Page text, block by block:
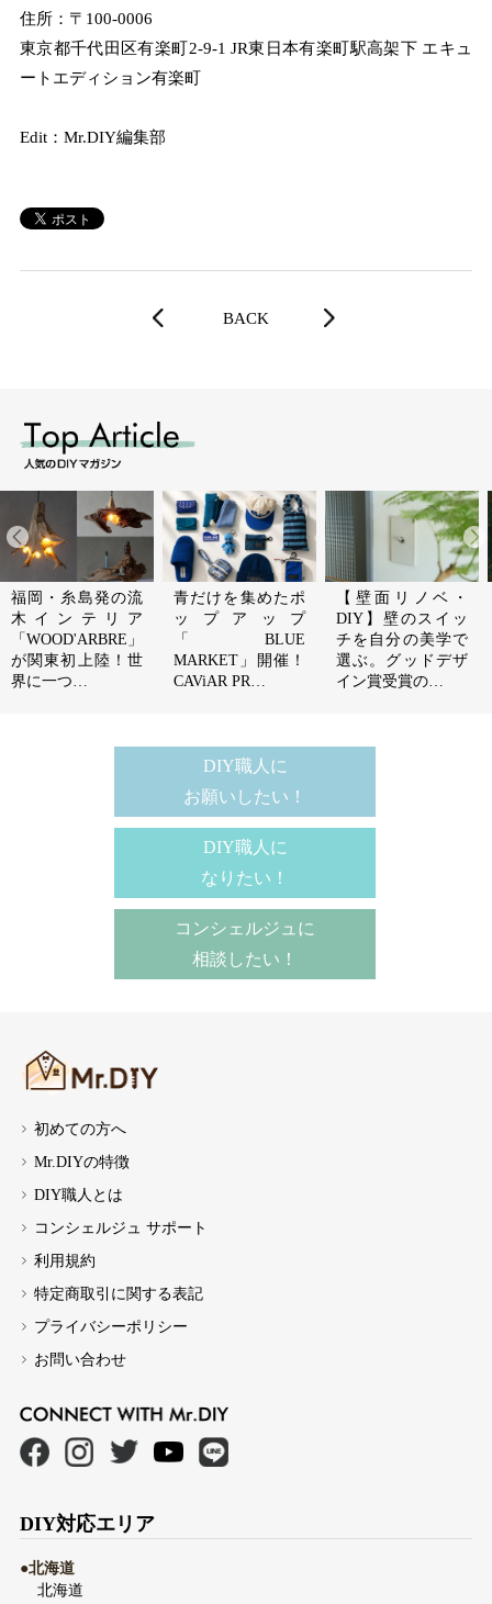
住所：〒100-0006
東京都千代田区有楽町2-9-1 JR東日本有楽町駅高架下 エキュ
ートエディション有楽町
Edit：Mr.DIY編集部
BACK
福岡・糸島発の流
木インテリア
「WOOD'ARBRE」
が関東初上陸！世
界に一つ…
青だけを集めたポ
ップアップ
「BLUE
MARKET」開催！
CAViAR PR…
【壁面リノベ・
DIY】壁のスイッ
チを自分の美学で
選ぶ。グッドデザ
イン賞受賞の…
DIY職人に
お願いしたい！
DIY職人に
なりたい！
コンシェルジュに
相談したい！
初めての方へ
Mr.DIYの特徴
DIY職人とは
コンシェルジュ サポート
利用規約
特定商取引に関する表記
プライバシーポリシー
お問い合わせ
DIY対応エリア
●北海道
北海道